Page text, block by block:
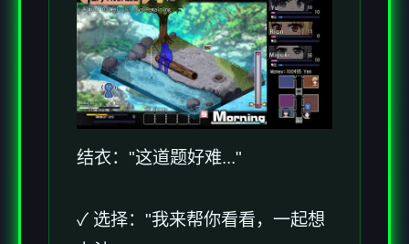
结衣："这道题好难..."
✓ 选择："我来帮你看看，一起想